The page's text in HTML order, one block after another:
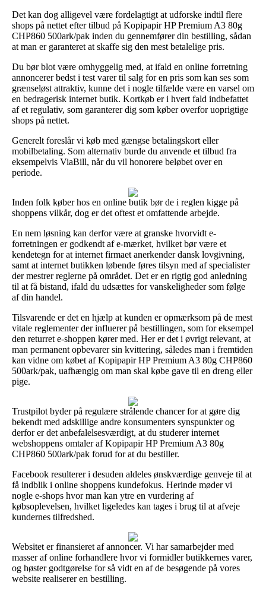
Det kan dog alligevel være fordelagtigt at udforske indtil flere
shops på nettet efter tilbud på Kopipapir HP Premium A3 80g
CHP860 500ark/pak inden du gennemfører din bestilling, sådan
at man er garanteret at skaffe sig den mest betalelige pris.
Du bør blot være omhyggelig med, at ifald en online forretning
annoncerer bedst i test varer til salg for en pris som kan ses som
grænseløst attraktiv, kunne det i nogle tilfælde være en varsel om
en bedragerisk internet butik. Kortkøb er i hvert fald indbefattet
af et regulativ, som garanterer dig som køber overfor uoprigtige
shops på nettet.
Generelt foreslår vi køb med gængse betalingskort eller
mobilbetaling. Som alternativ burde du anvende et tilbud fra
eksempelvis ViaBill, når du vil honorere beløbet over en
periode.
Inden folk køber hos en online butik bør de i reglen kigge på
shoppens vilkår, dog er det oftest et omfattende arbejde.
En nem løsning kan derfor være at granske hvorvidt e-
forretningen er godkendt af e-mærket, hvilket bør være et
kendetegn for at internet firmaet anerkender dansk lovgivning,
samt at internet butikken løbende føres tilsyn med af specialister
der mestrer reglerne på området. Det er en rigtig god anledning
til at få bistand, ifald du udsættes for vanskeligheder som følge
af din handel.
Tilsvarende er det en hjælp at kunden er opmærksom på de mest
vitale reglementer der influerer på bestillingen, som for eksempel
den returret e-shoppen kører med. Her er det i øvrigt relevant, at
man permanent opbevarer sin kvittering, således man i fremtiden
kan vidne om købet af Kopipapir HP Premium A3 80g CHP860
500ark/pak, uafhængig om man skal købe gave til en dreng eller
pige.
Trustpilot byder på regulære strålende chancer for at gøre dig
bekendt med adskillige andre konsumenters synspunkter og
derfor er det anbefalelsesværdigt, at du studerer internet
webshoppens omtaler af Kopipapir HP Premium A3 80g
CHP860 500ark/pak forud for at du bestiller.
Facebook resulterer i desuden aldeles ønskværdige genveje til at
få indblik i online shoppens kundefokus. Herinde møder vi
nogle e-shops hvor man kan ytre en vurdering af
købsoplevelsen, hvilket ligeledes kan tages i brug til at afveje
kundernes tilfredshed.
Websitet er finansieret af annoncer. Vi har samarbejder med
masser af online forhandlere hvor vi formidler butikkernes varer,
og høster godtgørelse for så vidt en af de besøgende på vores
website realiserer en bestilling.